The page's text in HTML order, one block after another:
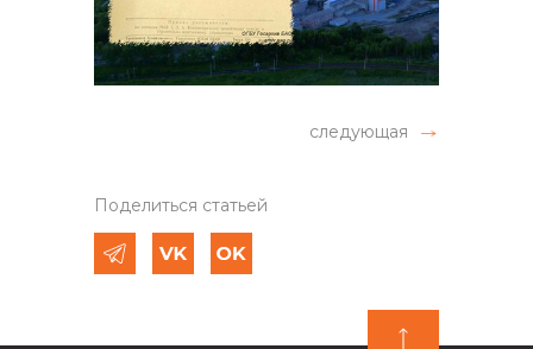
следующая
Поделиться статьей